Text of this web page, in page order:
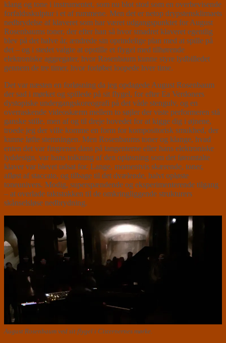
klang og tone i instrumentet, som nu blot stod som en overbevisende
forfaldsskulptur i et af rummene. Men det er netop drypstensklimaets
nedbrydelse af klaveret som har været udgangspunktet for August
Rosenbaums toner, der efter han så hvor smadret klaveret egentlig
blev på det halve år, ændrede sin oprindelige plan med at spille på
det – og i stedet valgte at opstille et flygel med tilhørende
elektroniske aggregater, hvor Rosenbaum kunne styre lydbilledet
gennem de tre timer, hvor forløbet loopede hver time.
Det var næsten en forløsning da jeg opdagede August Rosenbaum
der sad i mørket og spillede på sit flygel, for efter Ea Verdoners
dystopiske undergangskoreografi på det våde stengulv, og en
overraskende videoskærm mellem to søjler der viste performeren stå
ganske stille, men af og til dreje hovedet for at kigge dig i øjnene,
troede jeg der ville komme en form for kompositorisk smukhed, der
kunne løfte stemningen. Men Rosenbaums toner og klange, hvad
enten det var fingrenes dans på tangenterne eller hans elektroniske
lyddesign, var hans tolkning af den opløsning som det føromtalte
klaver var blevet udsat for. Lange, momentvis skærende, toner,
afløst af staccato, og tilbage til det dvælende, halvt opløste
toneunivers. Modig, superspændende og eksperimenterende tilgang
– at overlade taktstokken til de omkringliggende strukturers
skånselsløse nedbrydning.
August Rosenbaum ved sit flygel i Cisternernes mørke.